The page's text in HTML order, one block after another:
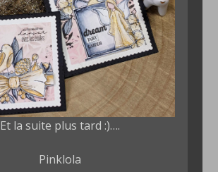
Et la suite plus tard :)….
Pinklola